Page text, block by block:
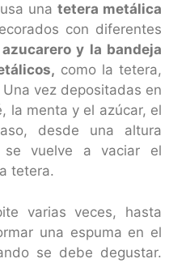
una tetera metálica
con diferentes
azucarero y la bandeja
como la tetera,
vez depositadas en
la menta y el azúcar, el
desde una altura
se vuelve a vaciar el
tetera.
varias veces, hasta
una espuma en el
se debe degustar.